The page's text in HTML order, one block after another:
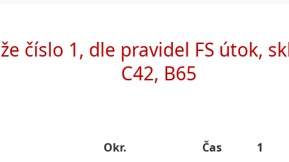
číslo 1, dle pravidel FS útok,
C42, B65
Okr. Čas 1